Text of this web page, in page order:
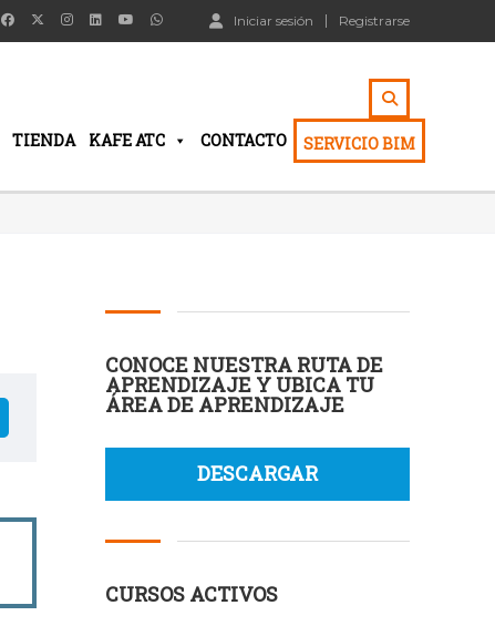
Iniciar sesión Registrarse
TIENDA KAFE ATC CONTACTO SERVICIO BIM
CONOCE NUESTRA RUTA DE
APRENDIZAJE Y UBICA TU
ÁREA DE APRENDIZAJE
DESCARGAR
CURSOS ACTIVOS